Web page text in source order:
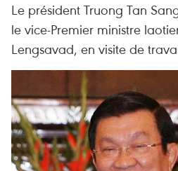
Le président Truong Tan
le vice-Premier ministre
Lengsavad, en visite de